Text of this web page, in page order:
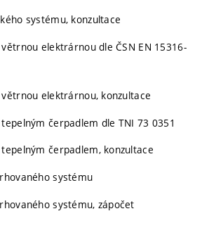
systému, konzultace
elektrárnou dle ČSN EN 15316-
elektrárnou, konzultace
čerpadlem dle TNI 73 0351
čerpadlem, konzultace
systému
systému, zápočet